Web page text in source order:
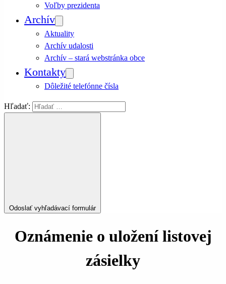
Voľby prezidenta
Archív
Aktuality
Archív udalosti
Archív – stará webstránka obce
Kontakty
Dôležité telefónne čísla
Hľadať:
Odoslať vyhľadávací formulár
Oznámenie o uložení listovej
zásielky